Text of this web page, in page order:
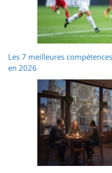
Les 7 meilleures
en 2026